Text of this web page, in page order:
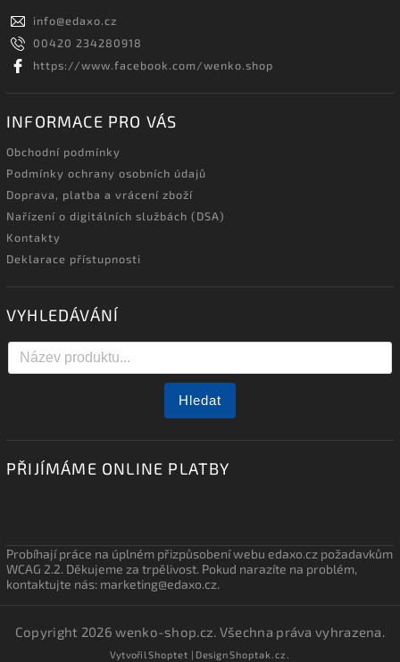
info@edaxo.cz
00420 234280918
https://www.facebook.com/wenko.shop
INFORMACE PRO VÁS
Obchodní podmínky
Podmínky ochrany osobních údajů
Doprava, platba a vrácení zboží
Nařízení o digitálních službách (DSA)
Kontakty
Deklarace přístupnosti
VYHLEDÁVÁNÍ
Hledat
PŘIJÍMÁME ONLINE PLATBY
Probíhají práce na úplném přizpůsobení webu edaxo.cz požadavkům
WCAG 2.2. Děkujeme za trpělivost. Pokud narazíte na problém,
kontaktujte nás: marketing@edaxo.cz.
Copyright 2026wenko-shop.cz. Všechna práva vyhrazena.
VytvořilShoptet | DesignShoptak.cz.